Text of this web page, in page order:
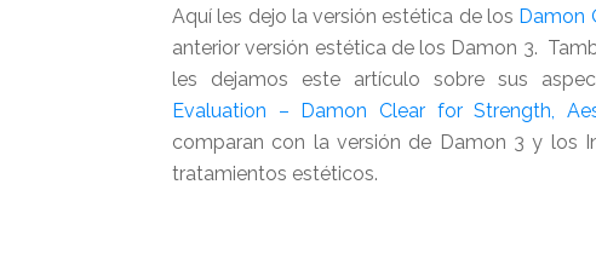
Aquí les dejo la versión estética de los Damon
anterior versión estética de los Damon 3.
les dejamos este artículo sobre sus
Evaluation – Damon Clear for Strength,
comparan con la versión de Damon 3 y los
tratamientos estéticos.